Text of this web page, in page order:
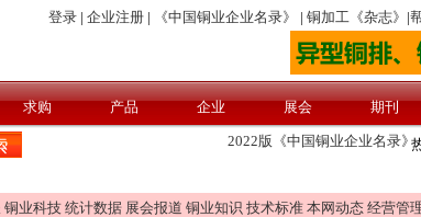
铜业科技 统计数据 展会报道 铜业知识 技术标准 本网动态 经营管